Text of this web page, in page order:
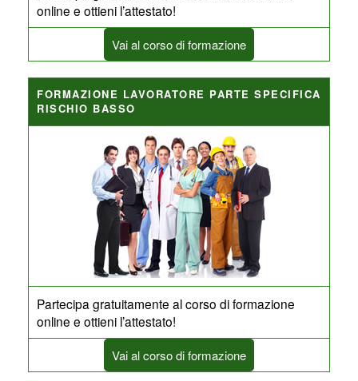
online e ottieni l’attestato!
Vai al corso di formazione
FORMAZIONE LAVORATORE PARTE SPECIFICA
RISCHIO BASSO
Partecipa gratuitamente al corso di formazione
online e ottieni l’attestato!
Vai al corso di formazione